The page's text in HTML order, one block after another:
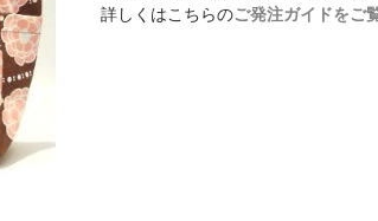
詳しくはこちらのご発注ガイドをご